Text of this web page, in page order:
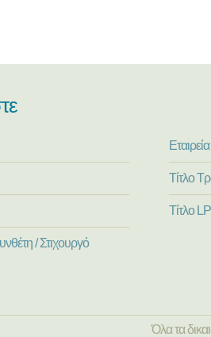
/ Στιχουργό
Εταιρεία
Τίτλο
Τίτλο LP
Όλα τα